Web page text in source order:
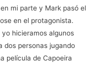
mi parte y Mark pasó el
en el protagonista.
hicieramos algunos
dos personas jugando
película de Capoeira